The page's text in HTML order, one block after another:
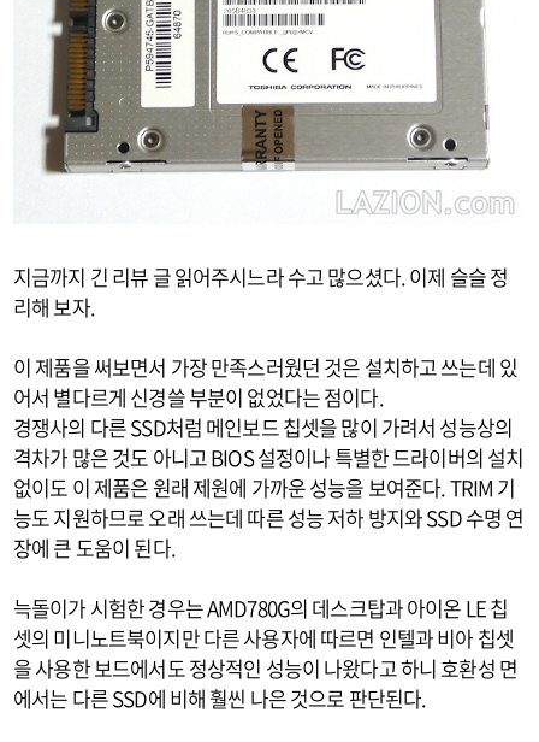
지금까지 긴 리뷰 글 읽어주시느라 수고 많으셨다. 이제 슬슬 정
리해 보자.
이 제품을 써보면서 가장 만족스러웠던 것은 설치하고 쓰는데 있
어서 별다르게 신경쓸 부분이 없었다는 점이다.
경쟁사의 다른 SSD처럼 메인보드 칩셋을 많이 가려서 성능상의
격차가 많은 것도 아니고 BIOS 설정이나 특별한 드라이버의 설치
없이도 이 제품은 원래 제원에 가까운 성능을 보여준다. TRIM 기
능도 지원하므로 오래 쓰는데 따른 성능 저하 방지와 SSD 수명 연
장에 큰 도움이 된다.
늑돌이가 시험한 경우는 AMD780G의 데스크탑과 아이온 LE 칩
셋의 미니노트북이지만 다른 사용자에 따르면 인텔과 비아 칩셋
을 사용한 보드에서도 정상적인 성능이 나왔다고 하니 호환성 면
에서는 다른 SSD에 비해 훨씬 나은 것으로 판단된다.